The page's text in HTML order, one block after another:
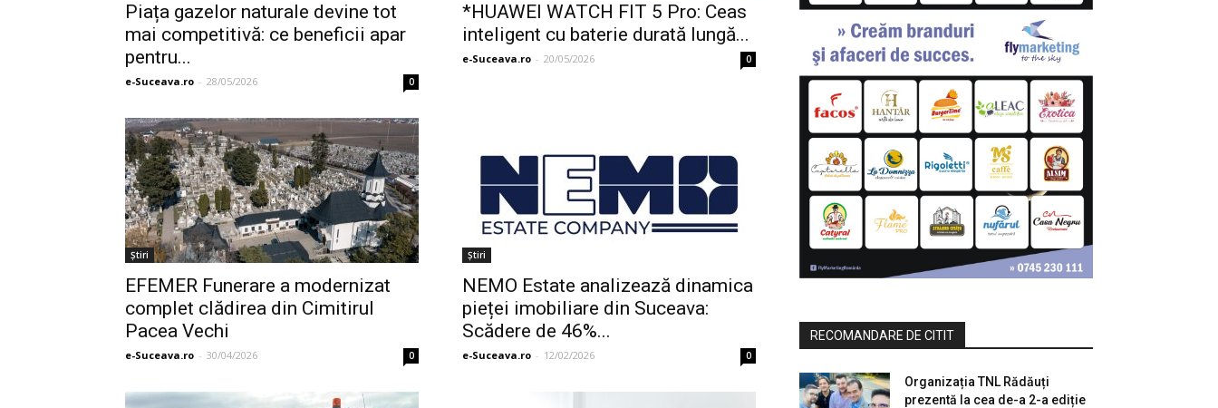
Piața gazelor naturale devine tot
mai competitivă: ce beneficii apar
pentru...
e-Suceava.ro - 28/05/2026 0
*HUAWEI WATCH FIT 5 Pro: Ceas
inteligent cu baterie durată lungă...
e-Suceava.ro - 20/05/2026 0
Ştiri
EFEMER Funerare a modernizat
complet clădirea din Cimitirul
Pacea Vechi
e-Suceava.ro - 30/04/2026 0
Ştiri
NEMO Estate analizează dinamica
pieței imobiliare din Suceava:
Scădere de 46%...
e-Suceava.ro - 12/02/2026 0
RECOMANDARE DE CITIT
Organizația TNL Rădăuți
prezentă la cea de-a 2-a ediție